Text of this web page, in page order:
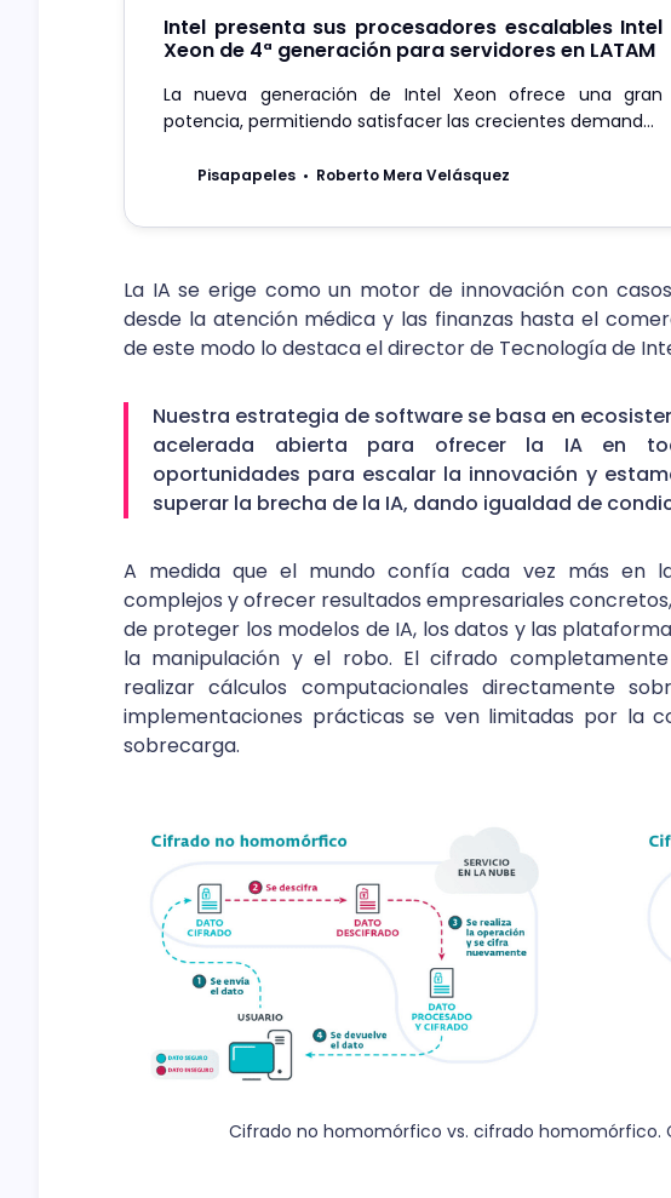
Intel presenta sus procesadores escalables Intel
Xeon de 4ª generación para servidores en LATAM
La nueva generación de Intel Xeon ofrece una gran
potencia, permitiendo satisfacer las crecientes demandas
Pisapapeles Roberto Mera Velásquez
La IA se erige como un motor de innovación con
desde la atención médica y las finanzas hasta el
de este modo lo destaca el director de Tecnología de
Nuestra estrategia de software se basa en
acelerada abierta para ofrecer la IA en
oportunidades para escalar la innovación y
superar la brecha de la IA, dando igualdad de
A medida que el mundo confía cada vez más en
complejos y ofrecer resultados empresariales
de proteger los modelos de IA, los datos y las
la manipulación y el robo. El cifrado
realizar cálculos computacionales directamente
implementaciones prácticas se ven limitadas por la
sobrecarga.
Cifrado no homomórfico vs. cifrado homomórfico.